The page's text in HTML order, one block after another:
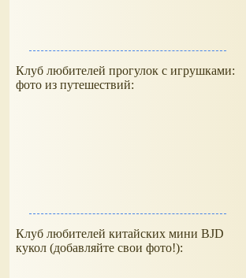
Клуб любителей прогулок с игрушками:
фото из путешествий:
Клуб любителей китайских мини BJD
кукол (добавляйте свои фото!):